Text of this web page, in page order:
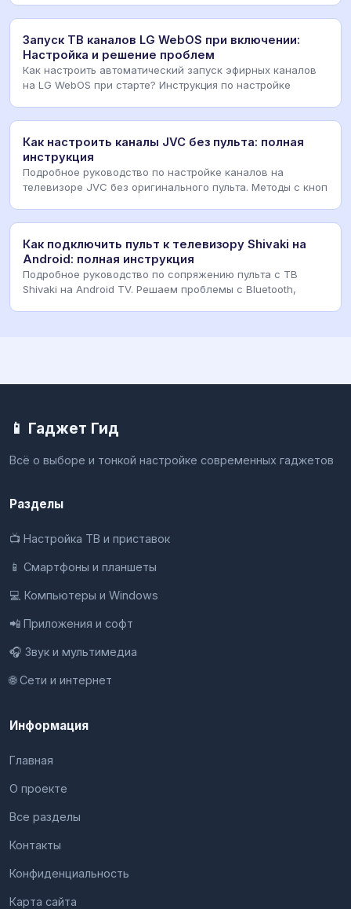
Запуск ТВ каналов LG WebOS при включении:
Настройка и решение проблем
Как настроить автоматический запуск эфирных каналов
на LG WebOS при старте? Инструкция по настройке
Как настроить каналы JVC без пульта: полная
инструкция
Подробное руководство по настройке каналов на
телевизоре JVC без оригинального пульта. Методы с кноп
Как подключить пульт к телевизору Shivaki на
Android: полная инструкция
Подробное руководство по сопряжению пульта с ТВ
Shivaki на Android TV. Решаем проблемы с Bluetooth,
📱 Гаджет Гид
Всё о выборе и тонкой настройке современных гаджетов
Разделы
📺 Настройка ТВ и приставок
📱 Смартфоны и планшеты
💻 Компьютеры и Windows
📲 Приложения и софт
🎧 Звук и мультимедиа
🌐 Сети и интернет
Информация
Главная
О проекте
Все разделы
Контакты
Конфиденциальность
Карта сайта